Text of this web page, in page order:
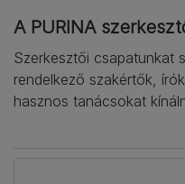
A PURINA
Szerkesztői csapatunkat
rendelkező szakértők,
hasznos tanácsokat